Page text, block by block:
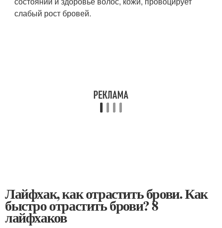
слабый рост бровей.
Лайфхак, как отрастить брови. Как
быстро отрастить брови? 8
лайфхаков